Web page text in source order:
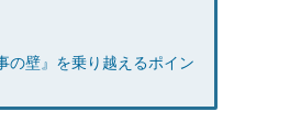
の壁』を乗り越えるポイン